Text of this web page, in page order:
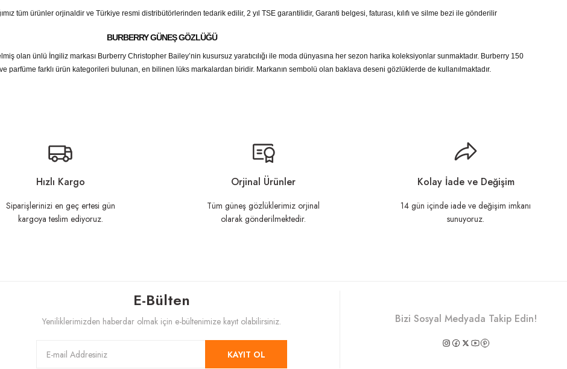
tüm ürünler orjinaldir ve Türkiye resmi distribütörlerinden tedarik edilir, 2 yıl TSE garantilidir, Garanti belgesi, faturası, kılıfı ve silme bezi ile gönderilir
BURBERRY GÜNEŞ GÖZLÜĞÜ
olan ünlü İngiliz markası Burberry Christopher Bailey’nin kusursuz yaratıcılığı ile moda dünyasına her sezon harika koleksiyonlar sunmaktadır. Burberry 150
parfüme farklı ürün kategorileri bulunan, en bilinen lüks markalardan biridir. Markanın sembolü olan baklava deseni gözlüklerde de kullanılmaktadır.
Gönder
Hızlı Kargo
Siparişlerinizi en geç ertesi gün
kargoya teslim ediyoruz.
Orjinal Ürünler
Tüm güneş gözlüklerimiz orjinal
olarak gönderilmektedir.
Kolay İade ve Değişim
14 gün içinde iade ve değişim imkanı
sunuyoruz.
E-Bülten
Yeniliklerimizden haberdar olmak için e-bültenimize kayıt olabilirsiniz.
KAYIT OL
Bizi Sosyal Medyada Takip Edin!